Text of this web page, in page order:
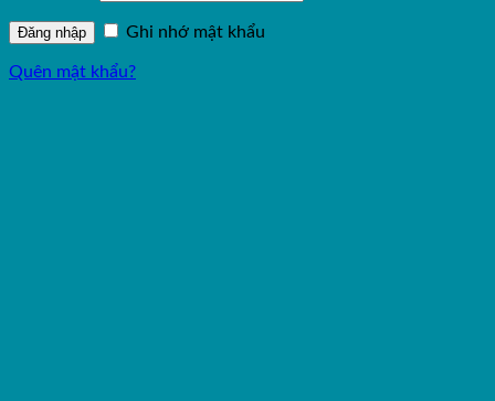
Đăng nhập Ghi nhớ mật khẩu
Quên mật khẩu?